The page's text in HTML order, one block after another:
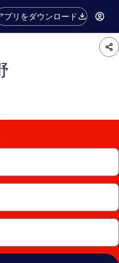
プリをダウンロード